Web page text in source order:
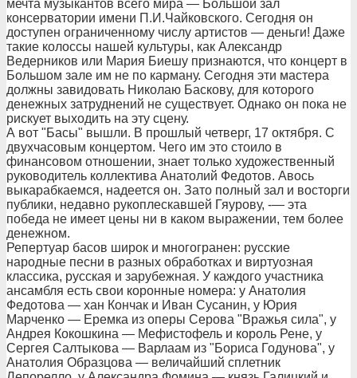
мечта музыкантов всего мира — Большой зал
консерватории имени П.И.Чайковского. Сегодня он
доступен ограниченному числу артистов — деньги! Даже
такие колоссы нашей культуры, как Александр
Ведерников или Мария Биешу признаются, что концерт в
Большом зале им не по карману. Сегодня эти мастера
должны завидовать Николаю Баскову, для которого
денежных затруднений не существует. Однако он пока не
рискует выходить на эту сцену.
А вот "Басы" вышли. В прошлый четверг, 17 октября. С
двухчасовым концертом. Чего им это стоило в
финансовом отношении, знает только художественный
руководитель коллектива Анатолий Федотов. Авось
выкарабкаемся, надеется он. Зато полный зал и восторги
публики, недавно рукоплескавшей Гяурову, -— эта
победа не имеет цены ни в каком выражении, тем более
денежном.
Репертуар басов широк и многогранен: русские
народные песни в разных обработках и виртуозная
классика, русская и зарубежная. У каждого участника
ансамбля есть свои коронные номера: у Анатолия
Федотова — хан Кончак и Иван Сусанин, у Юрия
Марченко — Еремка из оперы Серова "Вражья сила", у
Андрея Кокошкина — Мефистофель и король Рене, у
Сергея Салтыкова — Варлаам из "Бориса Годунова", у
Анатолия Образцова — величайший сплетник